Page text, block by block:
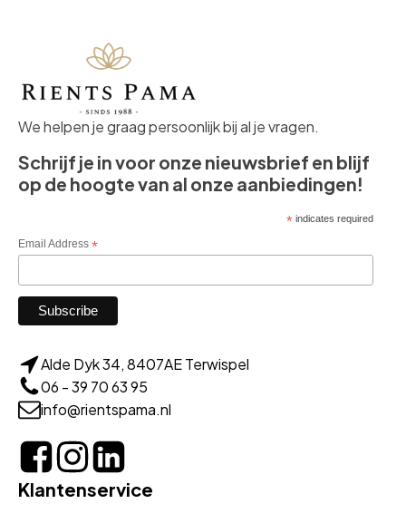
We helpen je graag persoonlijk bij al je vragen.
Schrijf je in voor onze nieuwsbrief en blijf
op de hoogte van al onze aanbiedingen!
*indicates required
Email Address *
Alde Dyk 34, 8407AE Terwispel
06 - 39 70 63 95
info@rientspama.nl
Klantenservice